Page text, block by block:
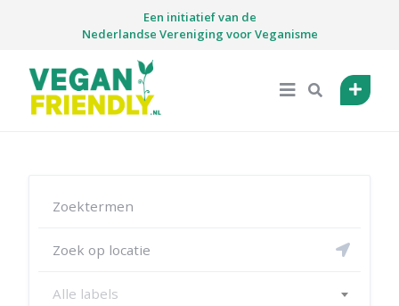
Een initiatief van de
Nederlandse Vereniging voor Veganisme
Alle labels